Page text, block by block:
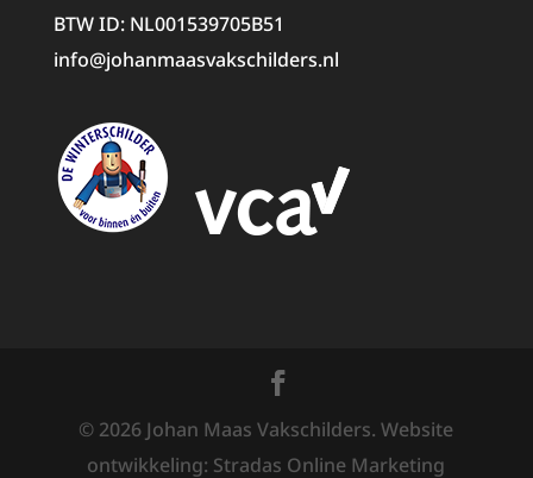
BTW ID: NL001539705B51
info@johanmaasvakschilders.nl
© 2026 Johan Maas Vakschilders. Website
ontwikkeling: Stradas Online Marketing